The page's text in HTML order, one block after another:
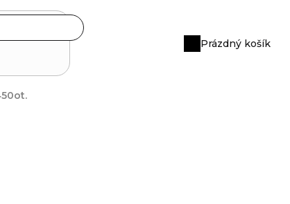
Nákupní
Prázdný košík